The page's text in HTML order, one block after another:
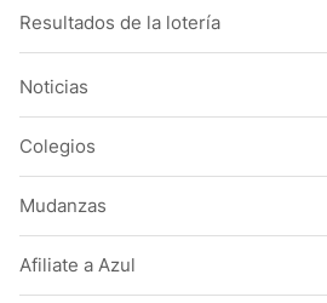
Resultados de la lotería
Noticias
Colegios
Mudanzas
Afiliate a Azul